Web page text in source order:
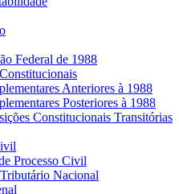
Federal de 1988
Anteriores à 1988
Posteriores à 1988
Constitucionais Transitórias
Processo Civil
Nacional